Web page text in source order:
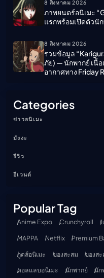
8 สิงหาคม 2026
ภาพยนตร์อนิเมะ
แรกพร้อมเปิดตัวนั
8 สิงหาคม 2026
รวมข้อมูล
ภัย) — นักพากย์ เนื้อ
อากาศทาง Friday
Categories
ข่าวอนิเมะ
มังงะ
รีวิว
อีเวนต์
Popular Tag
Anime Expo Crunchyroll
MAPPA
Netflix Premium
กูดส์อนิเมะ
ของสะสม ของสะ
คอลแลบอนิเมะ
นักพากย์ นัก